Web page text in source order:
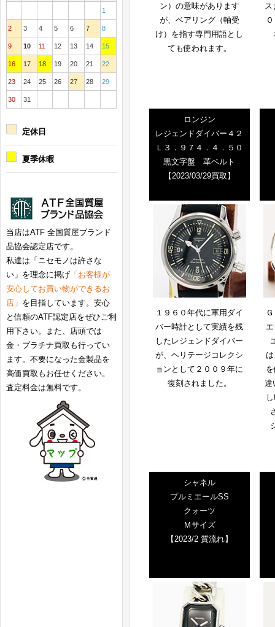
1
2 3 4 5 6 7 8
9 10 11 12 13 14 15
16 17 18 19 20 21 22
23 24 25 26 27 28 29
30 31
定休日
夏季休暇
当店はATF 全国質屋ブランド
品協会認定店です。
私達は「ニセモノは許さな
い」を理念に掲げ 「お客様が
安心してお買い物ができるお
店」 を目指しています。安心
と信頼のATF認定店をぜひご利
用下さい。また、店頭では
金・プラチナ買取も行ってい
ます。不要になった金製品を
高価買取もお任せください。
査定料金は無料です。
ン）の意味があります
が、ベアリング（軸受
け）を指す専門用語とし
ても使われます。
ス
ロンジン
レジェンドダイバー４２
Ｌ３．９７４．４．５０
黒文字盤 革ベルト
【2023/03/29買取】
１９６０年代に軍用ダイ
バー時計として実績を残
したレジェンドダイバー
が、ヘリテージコレクシ
ョンとして２００９年に
復刻されました。
違
シャネル
プルミエールSS
クォーツ
Ｍサイズ
【2023/2 質流れ】